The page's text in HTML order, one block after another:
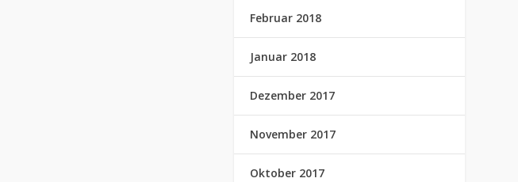
Februar 2018
Januar 2018
Dezember 2017
November 2017
Oktober 2017